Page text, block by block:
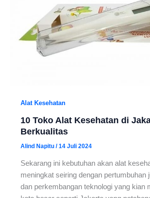
Alat Kesehatan
10 Toko Alat Kesehatan di
Berkualitas
Alind Napitu /14 Juli 2024
Sekarang ini kebutuhan akan alat
meningkat seiring dengan pertumbuhan
dan perkembangan teknologi yang kian